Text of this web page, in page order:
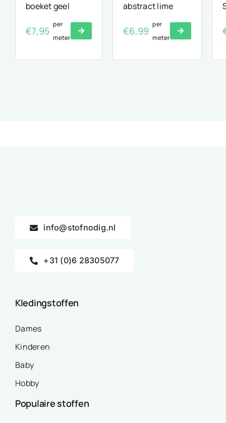
boeket geel
€7,95
per
meter
abstract lime
€6,99
per
meter
info@stofnodig.nl
+31 (0)6 28305077
Kledingstoffen
Dames
Kinderen
Baby
Hobby
Populaire stoffen